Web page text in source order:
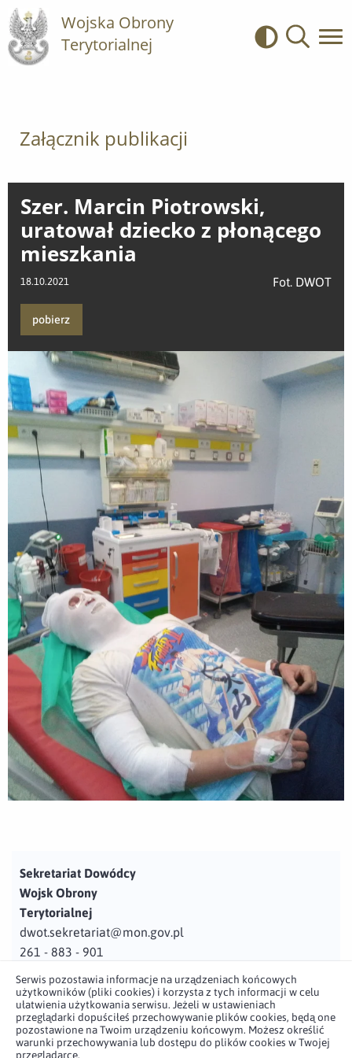
Wojska Obrony
Terytorialnej
Kontrast
Załącznik publikacji
Szer. Marcin Piotrowski,
uratował dziecko z płonącego
mieszkania
18.10.2021 Fot. DWOT
pobierz
Sekretariat Dowódcy
Wojsk Obrony
Terytorialnej
dwot.sekretariat@mon.gov.pl
261 - 883 - 901
Adres
ul. Juzistek 2
05-131 Zegrze
Serwis pozostawia informacje na urządzeniach końcowych
użytkowników (pliki cookies) i korzysta z tych informacji w celu
ułatwienia użytkowania serwisu. Jeżeli w ustawieniach
przeglądarki dopuściłeś przechowywanie plików cookies, będą one
pozostawione na Twoim urządzeniu końcowym. Możesz określić
warunki przechowywania lub dostępu do plików cookies w Twojej
przeglądarce.